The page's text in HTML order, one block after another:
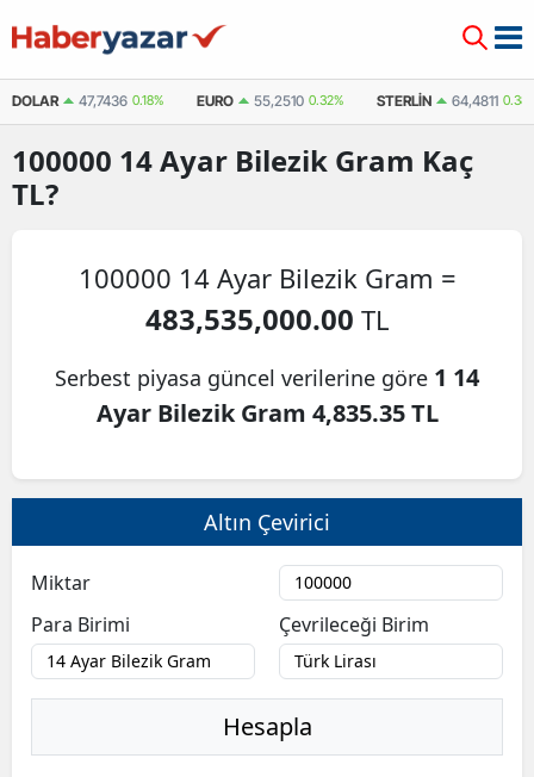
DOLAR 47,7436 0.18% EURO 55,2510 0.32% STERLIN 64,4811
100000 14 Ayar Bilezik Gram Kaç
TL?
100000 14 Ayar Bilezik Gram =
483,535,000.00 TL
Serbest piyasa güncel verilerine göre 1 14
Ayar Bilezik Gram 4,835.35 TL
Altın Çevirici
Miktar
Para Birimi
Çevrileceği Birim
Hesapla